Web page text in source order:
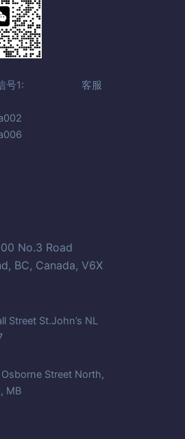
信号1: 客服
No.3 Road
BC, Canada, V6X
Street St.John’s NL
Street North,
MB